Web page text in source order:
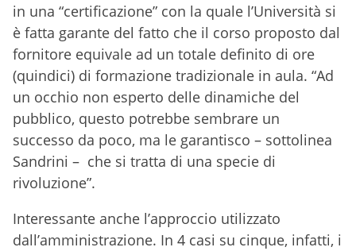
in una “certificazione” con la quale l’Università si
è fatta garante del fatto che il corso proposto dal
fornitore equivale ad un totale definito di ore
(quindici) di formazione tradizionale in aula. “Ad
un occhio non esperto delle dinamiche del
pubblico, questo potrebbe sembrare un
successo da poco, ma le garantisco – sottolinea
Sandrini – che si tratta di una specie di
rivoluzione”.
Interessante anche l’approccio utilizzato
dall’amministrazione. In 4 casi su cinque, infatti, i